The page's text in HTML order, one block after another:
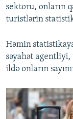
sektoru, onların
turistlərin
Həmin
səyahət
ildə onların